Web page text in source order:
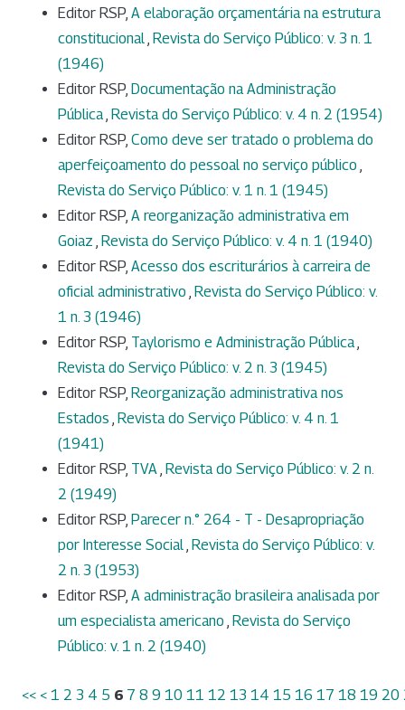
Editor RSP, A elaboração orçamentária na estrutura
constitucional, Revista do Serviço Público: v. 3 n. 1
(1946)
Editor RSP, Documentação na Administração
Pública, Revista do Serviço Público: v. 4 n. 2 (1954)
Editor RSP, Como deve ser tratado o problema do
aperfeiçoamento do pessoal no serviço público ,
Revista do Serviço Público: v. 1 n. 1 (1945)
Editor RSP, A reorganização administrativa em
Goiaz , Revista do Serviço Público: v. 4 n. 1 (1940)
Editor RSP, Acesso dos escriturários à carreira de
oficial administrativo , Revista do Serviço Público: v.
1 n. 3 (1946)
Editor RSP, Taylorismo e Administração Pública,
Revista do Serviço Público: v. 2 n. 3 (1945)
Editor RSP, Reorganização administrativa nos
Estados , Revista do Serviço Público: v. 4 n. 1
(1941)
Editor RSP, TVA, Revista do Serviço Público: v. 2 n.
2 (1949)
Editor RSP, Parecer n.° 264 - T - Desapropriação
por Interesse Social, Revista do Serviço Público: v.
2 n. 3 (1953)
Editor RSP, A administração brasileira analisada por
um especialista americano , Revista do Serviço
Público: v. 1 n. 2 (1940)
<< < 1 2 3 4 5 6 7 8 9 10 11 12 13 14 15 16 17 18 19 20